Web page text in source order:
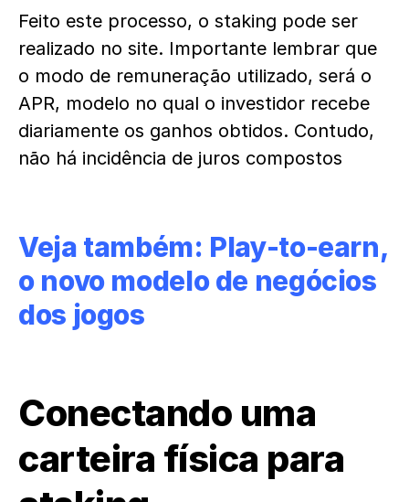
Feito este processo, o staking pode ser
realizado no site. Importante lembrar que
o modo de remuneração utilizado, será o
APR, modelo no qual o investidor recebe
diariamente os ganhos obtidos. Contudo,
não há incidência de juros compostos
Veja também: Play-to-earn,
o novo modelo de negócios
dos jogos
Conectando uma
carteira física para